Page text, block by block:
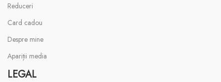
Reduceri
Card cadou
Despre mine
Apariții media
LEGAL